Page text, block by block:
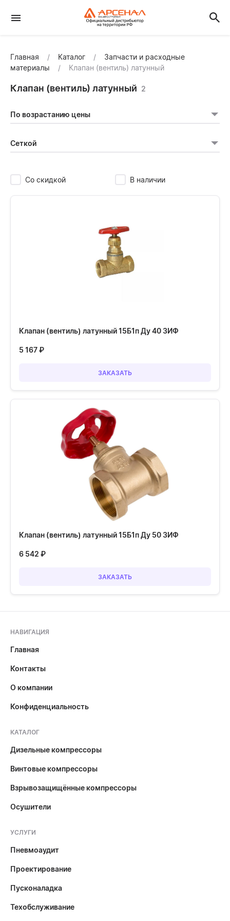
Главная Каталог
Запчасти и расходные
материалы
Клапан (вентиль) латунный
Клапан (вентиль) латунный 2
По возрастанию цены
Сеткой
Со скидкой В наличии
Клапан (вентиль) латунный 15Б1п Ду 40 ЗИФ
5 167₽
ЗАКАЗАТЬ
Клапан (вентиль) латунный 15Б1п Ду 50 ЗИФ
6 542 ₽
ЗАКАЗАТЬ
НАВИГАЦИЯ
Главная
Контакты
О компании
Конфиденциальность
КАТАЛОГ
Дизельные компрессоры
Винтовые компрессоры
Взрывозащищённые компрессоры
Осушители
УСЛУГИ
Пневмоаудит
Проектирование
Пусконаладка
Техобслуживание